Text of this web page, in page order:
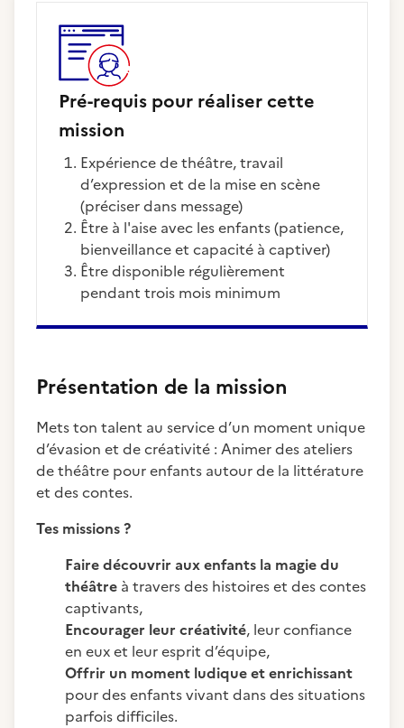
Pré-requis pour réaliser cette
mission
expérience de théâtre, travail
d’expression et de la mise en scène
(préciser dans message)
Être à l'aise avec les enfants (patience,
bienveillance et capacité à captiver)
Être disponible régulièrement
pendant trois mois minimum
Présentation de la mission
Mets ton talent au service d’un moment unique
d’évasion et de créativité : Animer des ateliers
de théâtre pour enfants autour de la littérature
et des contes.
Tes missions ?
Faire découvrir aux enfants la magie du
théâtre à travers des histoires et des contes
captivants,
Encourager leur créativité, leur confiance
en eux et leur esprit d’équipe,
Offrir un moment ludique et enrichissant
pour des enfants vivant dans des situations
parfois difficiles.